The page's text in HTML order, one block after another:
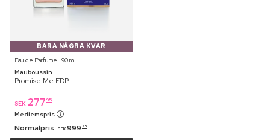
BARA NÅGRA KVAR
Eau de Parfume ⋅ 90 ml
Mauboussin
Promise Me EDP
SEK 277 95
Medlemspris
Normalpris: SEK 999 95